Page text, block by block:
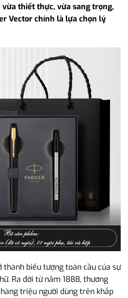
thiết thực, vừa sang trọng,
Vector chính là lựa chọn lý
biểu tượng toàn cầu của sự
Ra đời từ năm 1888, thương
triệu người dùng trên khắp